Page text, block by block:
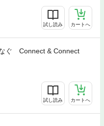
試し読み カートへ
ぐ Connect & Connect
試し読み カートへ